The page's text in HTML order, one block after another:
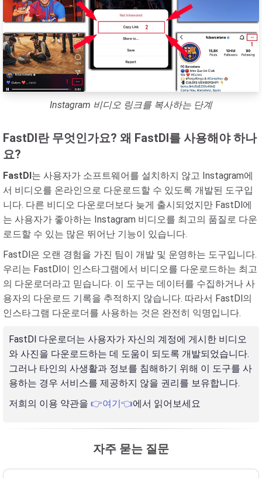
Instagram 비디오 링크를 복사하는 단계
FastDl란 무엇인가요? 왜 FastDl를 사용해야 하나
요?
FastDl 는 사용자가 소프트웨어를 설치하지 않고 Instagram에
서 비디오를 온라인으로 다운로드할 수 있도록 개발된 도구입
니다. 다른 비디오 다운로더보다 늦게 출시되었지만 FastDl에
는 사용자가 좋아하는 Instagram 비디오를 최고의 품질로 다운
로드할 수 있는 많은 뛰어난 기능이 있습니다.
FastDl은 오랜 경험을 가진 팀이 개발 및 운영하는 도구입니다.
우리는 FastDl이 인스타그램에서 비디오를 다운로드하는 최고
의 다운로더라고 믿습니다. 이 도구는 데이터를 수집하거나 사
용자의 다운로드 기록을 추적하지 않습니다. 따라서 FastDl의
인스타그램 다운로더를 사용하는 것은 완전히 익명입니다.
FastDl 다운로더는 사용자가 자신의 계정에 게시한 비디오
와 사진을 다운로드하는 데 도움이 되도록 개발되었습니다.
그러나 타인의 사생활과 정보를 침해하기 위해 이 도구를 사
용하는 경우 서비스를 제공하지 않을 권리를 보유합니다.
저희의 이용 약관을 👉여기👈에서 읽어보세요
자주 묻는 질문